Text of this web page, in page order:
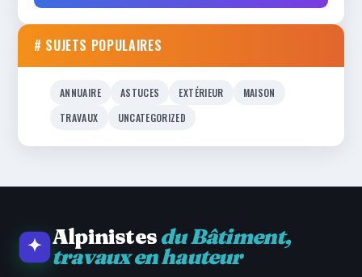
# SUJETS POPULAIRES
ANNUAIRE ASTUCES EXTÉRIEUR
MAISON
TRAVAUX
UNCATEGORIZED
Alpinistesdu Bâtiment,
travaux en hauteur